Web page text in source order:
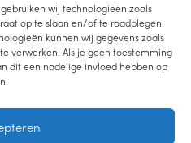
wij technologieën zoals
op te slaan en/of te raadplegen.
kunnen wij gegevens zoals
verwerken. Als je geen toestemming
dit een nadelige invloed hebben op